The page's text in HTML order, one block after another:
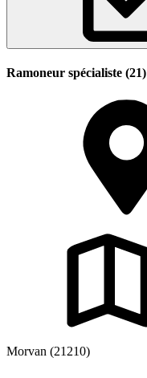
Ramoneur spécialiste (21)
Morvan (21210)